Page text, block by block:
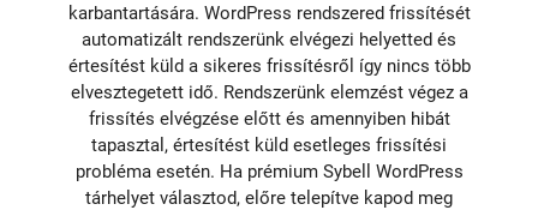
karbantartására. WordPress rendszered frissítését
automatizált rendszerünk elvégezi helyetted és
értesítést küld a sikeres frissítésről így nincs több
elvesztegetett idő. Rendszerünk elemzést végez a
frissítés elvégzése előtt és amennyiben hibát
tapasztal, értesítést küld esetleges frissítési
probléma esetén. Ha prémium Sybell WordPress
tárhelyet választod, előre telepítve kapod meg